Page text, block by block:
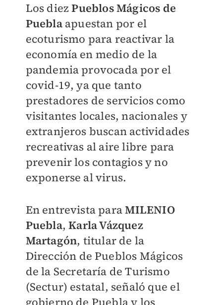
Los diezPueblos Mágicos de
Puebla apuestan por el
ecoturismo para reactivar la
economía en medio de la
pandemia provocada por el
covid-19, ya que tanto
prestadores de servicios como
visitantes locales, nacionales y
extranjeros buscan actividades
recreativas al aire libre para
prevenir los contagios y no
exponerse al virus.
En entrevista paraMILENIO
Puebla,Karla Vázquez
Martagón, titular de la
Dirección de Pueblos Mágicos
de la Secretaría de Turismo
(Sectur) estatal, señaló que el
gobierno de Puebla y los